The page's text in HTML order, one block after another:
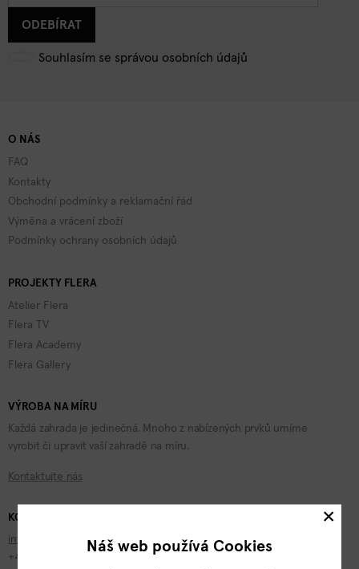
ODEBÍRAT
Souhlasím se správou osobních údajů
O NÁS
FAQ
Kontakty
Obchodní podmínky a reklamační řád
Výměna a vrácení zboží
Podmínky ochrany osobních údajů
PROJEKTY FLERA
Atelier Flera
Flera TV
Flera Academy
Flera Gallery
VÝROBA NA MÍRU
Každá zahrada je jedinečná. Mnoho z nabízených prvků umíme
vyrobit či upravit vaší zahradě na míru.
Kontaktujte nás
KONTAKTY
info@fleradesign.cz
+420 776 436 651
Náš web používá Cookies
×